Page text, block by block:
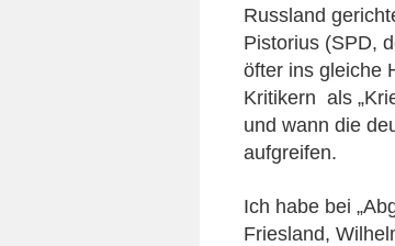
Russland
Pistorius (SPD,
öfter ins gleiche
Kritikern als
und wann die
aufgreifen.
Ich habe bei
Friesland,